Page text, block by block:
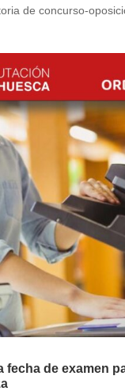
de concurso-
fecha de examen